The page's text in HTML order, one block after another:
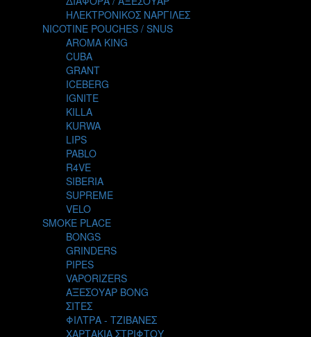
THE ALCHEMIST
THE SMOKER'S CLUB
TIKI MAHU
TWIST
VGOD
WILD ZOO
YETI
ΗΛΕΚΤΡΟΝΙΚΟΣ ΝΑΡΓΙΛΕΣ
NICOTINE POUCHES / SNUS
AROMA KING
CUBA
GRANT
ICEBERG
IGNITE
KILLA
KURWA
LIPS
PABLO
R4VE
SIBERIA
SUPREME
VELO
SMOKE PLACE
BONGS
GRINDERS
PIPES
VAPORIZERS
ΑΞΕΣΟΥΑΡ BONG
ΣΙΤΕΣ
ΦΙΛΤΡΑ - ΤΖΙΒΑΝΕΣ
ΧΑΡΤΑΚΙΑ ΣΤΡΙΦΤΟΥ